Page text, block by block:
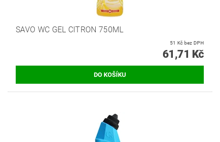
SAVO WC GEL CITRON 750ML
51 Kč bez DPH
61,71 Kč